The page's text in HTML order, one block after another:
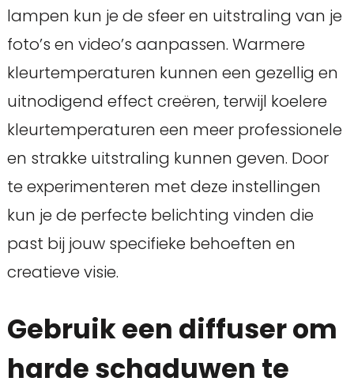
lampen kun je de sfeer en uitstraling van je
foto’s en video’s aanpassen. Warmere
kleurtemperaturen kunnen een gezellig en
uitnodigend effect creëren, terwijl koelere
kleurtemperaturen een meer professionele
en strakke uitstraling kunnen geven. Door
te experimenteren met deze instellingen
kun je de perfecte belichting vinden die
past bij jouw specifieke behoeften en
creatieve visie.
Gebruik een diffuser om
harde schaduwen te